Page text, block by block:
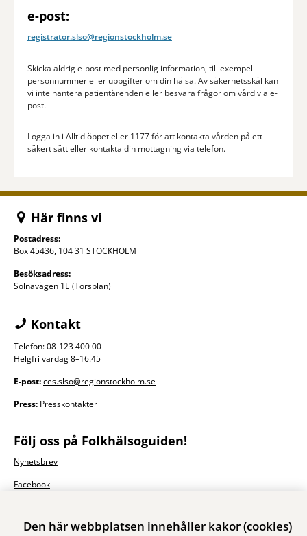
Den här webbplatsen innehåller kakor (cookies)
e-post:
registrator.slso@regionstockholm.se
Skicka aldrig e-post med personlig information, till exempel
personnummer eller uppgifter om din hälsa. Av säkerhetsskäl kan
vi inte hantera patientärenden eller besvara frågor om vård via e-
post.
Logga in i Alltid öppet eller 1177 för att kontakta vården på ett
säkert sätt eller kontakta din mottagning via telefon.
Här finns vi
Postadress:
Box 45436, 104 31 STOCKHOLM
Besöksadress:
Solnavägen 1E (Torsplan)
Kontakt
Telefon: 08-123 400 00
Helgfri vardag 8–16.45
E-post:ces.slso@regionstockholm.se
Press: Presskontakter
Följ oss på Folkhälsoguiden!
Nyhetsbrev
Facebook